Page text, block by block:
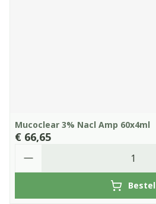
Mucoclear 3% Nacl Amp 60x4ml
€ 66,65
Bestel